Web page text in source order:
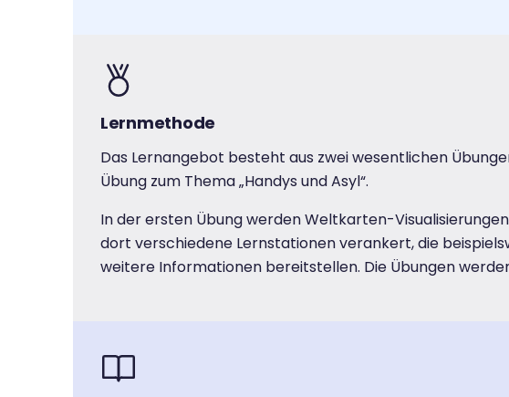
Lernmethode
Das Lernangebot besteht aus zwei wesentlichen
Übung zum Thema „Handys und Asyl“.
In der ersten Übung werden Weltkarten-
dort verschiedene Lernstationen verankert, die
weitere Informationen bereitstellen. Die Übungen